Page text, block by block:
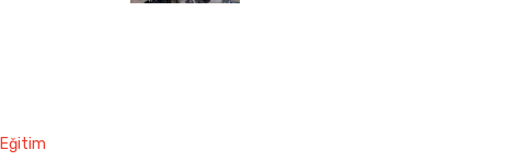
Eğitim